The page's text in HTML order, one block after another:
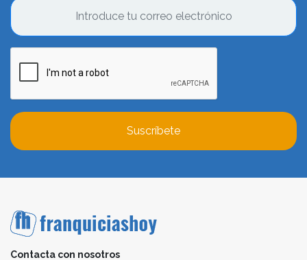
Suscríbete
Contacta con nosotros